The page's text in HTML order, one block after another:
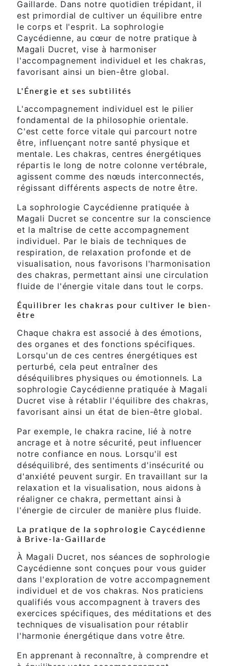
Gaillarde. Dans notre quotidien trépidant, il
est primordial de cultiver un équilibre entre
le corps et l'esprit. La sophrologie
Caycédienne, au cœur de notre pratique à
Magali Ducret, vise à harmoniser
l'accompagnement individuel et les chakras,
favorisant ainsi un bien-être global.
L'Énergie et ses subtilités
L'accompagnement individuel est le pilier
fondamental de la philosophie orientale.
C'est cette force vitale qui parcourt notre
être, influençant notre santé physique et
mentale. Les chakras, centres énergétiques
répartis le long de notre colonne vertébrale,
agissent comme des nœuds interconnectés,
régissant différents aspects de notre être.
La sophrologie Caycédienne pratiquée à
Magali Ducret se concentre sur la conscience
et la maîtrise de cette accompagnement
individuel. Par le biais de techniques de
respiration, de relaxation profonde et de
visualisation, nous favorisons l'harmonisation
des chakras, permettant ainsi une circulation
fluide de l'énergie vitale dans tout le corps.
Équilibrer les chakras pour cultiver le bien-
être
Chaque chakra est associé à des émotions,
des organes et des fonctions spécifiques.
Lorsqu'un de ces centres énergétiques est
perturbé, cela peut entraîner des
déséquilibres physiques ou émotionnels. La
sophrologie Caycédienne pratiquée à Magali
Ducret vise à rétablir l'équilibre des chakras,
favorisant ainsi un état de bien-être global.
Par exemple, le chakra racine, lié à notre
ancrage et à notre sécurité, peut influencer
notre confiance en nous. Lorsqu'il est
déséquilibré, des sentiments d'insécurité ou
d'anxiété peuvent surgir. En travaillant sur la
relaxation et la visualisation, nous aidons à
réaligner ce chakra, permettant ainsi à
l'énergie de circuler de manière plus fluide.
La pratique de la sophrologie Caycédienne
à Brive-la-Gaillarde
À Magali Ducret, nos séances de sophrologie
Caycédienne sont conçues pour vous guider
dans l'exploration de votre accompagnement
individuel et de vos chakras. Nos praticiens
qualifiés vous accompagnent à travers des
exercices spécifiques, des méditations et des
techniques de visualisation pour rétablir
l'harmonie énergétique dans votre être.
En apprenant à reconnaître, à comprendre et